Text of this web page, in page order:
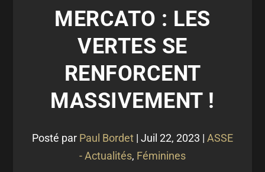
MERCATO : LES
VERTES SE
RENFORCENT
MASSIVEMENT !
Posté par Paul Bordet | Juil 22, 2023 | ASSE
- Actualités, Féminines